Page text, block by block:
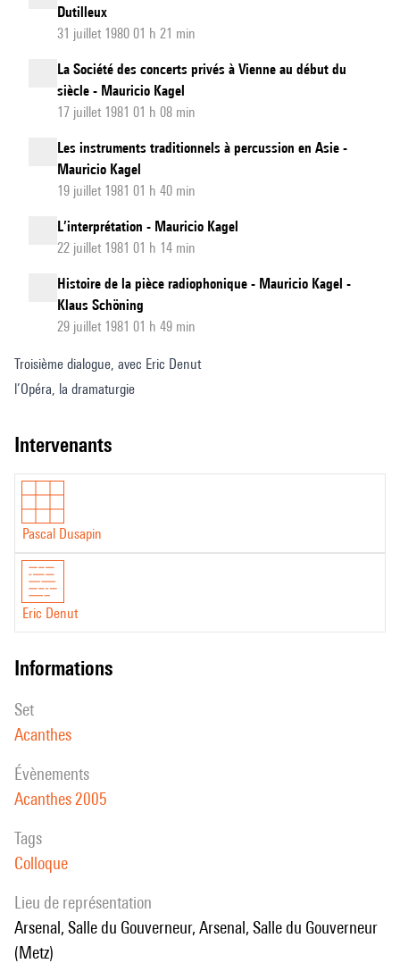
Dutilleux
31 juillet 1980 01 h 21 min
La Société des concerts privés à Vienne au début du
siècle - Mauricio Kagel
17 juillet 1981 01 h 08 min
Les instruments traditionnels à percussion en Asie -
Mauricio Kagel
19 juillet 1981 01 h 40 min
L’interprétation - Mauricio Kagel
22 juillet 1981 01 h 14 min
Histoire de la pièce radiophonique - Mauricio Kagel -
Klaus Schöning
29 juillet 1981 01 h 49 min
Troisième dialogue, avec Eric Denut
l’Opéra, la dramaturgie
intervenants
Pascal Dusapin
Eric Denut
informations
set
Acanthes
évènements
Acanthes 2005
Tags
Colloque
Lieu de représentation
Arsenal, Salle du Gouverneur, Arsenal, Salle du Gouverneur
(Metz)